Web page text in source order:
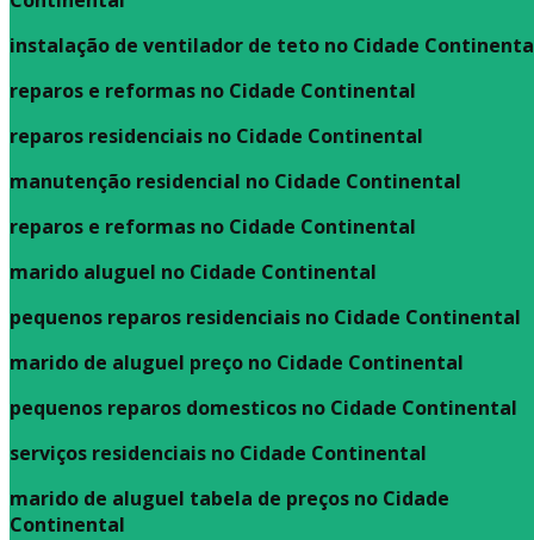
instalação de ventilador de teto no Cidade
reparos e reformas no Cidade Continental
reparos residenciais no Cidade Continental
manutenção residencial no Cidade Continental
reparos e reformas no Cidade Continental
marido aluguel no Cidade Continental
pequenos reparos residenciais no Cidade Continental
marido de aluguel preço no Cidade Continental
pequenos reparos domesticos no Cidade Continental
serviços residenciais no Cidade Continental
marido de aluguel tabela de preços no Cidade
Continental